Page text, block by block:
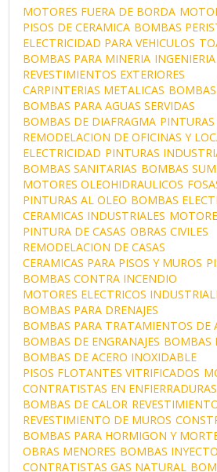
MOTORES FUERA DE BORDA
PISOS DE CERAMICA BOMBAS
ELECTRICIDAD PARA VEHICULOS
BOMBAS PARA MINERIA
REVESTIMIENTOS EXTERIORES
CARPINTERIAS METALICAS
BOMBAS PARA AGUAS SERVIDAS
BOMBAS DE DIAFRAGMA
REMODELACION DE OFICINAS Y
ELECTRICIDAD PINTURAS
BOMBAS SANITARIAS BOMBAS
MOTORES OLEOHIDRAULICOS
PINTURAS AL OLEO BOMBAS
CERAMICAS INDUSTRIALES
PINTURA DE CASAS OBRAS CIVILES
REMODELACION DE CASAS
CERAMICAS PARA PISOS Y MUROS
BOMBAS CONTRA INCENDIO
MOTORES ELECTRICOS
BOMBAS PARA DRENAJES
BOMBAS PARA TRATAMIENTOS DE
BOMBAS DE ENGRANAJES BOMBAS
BOMBAS DE ACERO INOXIDABLE
PISOS FLOTANTES VITRIFICADOS
CONTRATISTAS EN ENFIERRADURAS
BOMBAS DE CALOR
REVESTIMIENTO DE MUROS
BOMBAS PARA HORMIGON Y
OBRAS MENORES BOMBAS
CONTRATISTAS GAS NATURAL